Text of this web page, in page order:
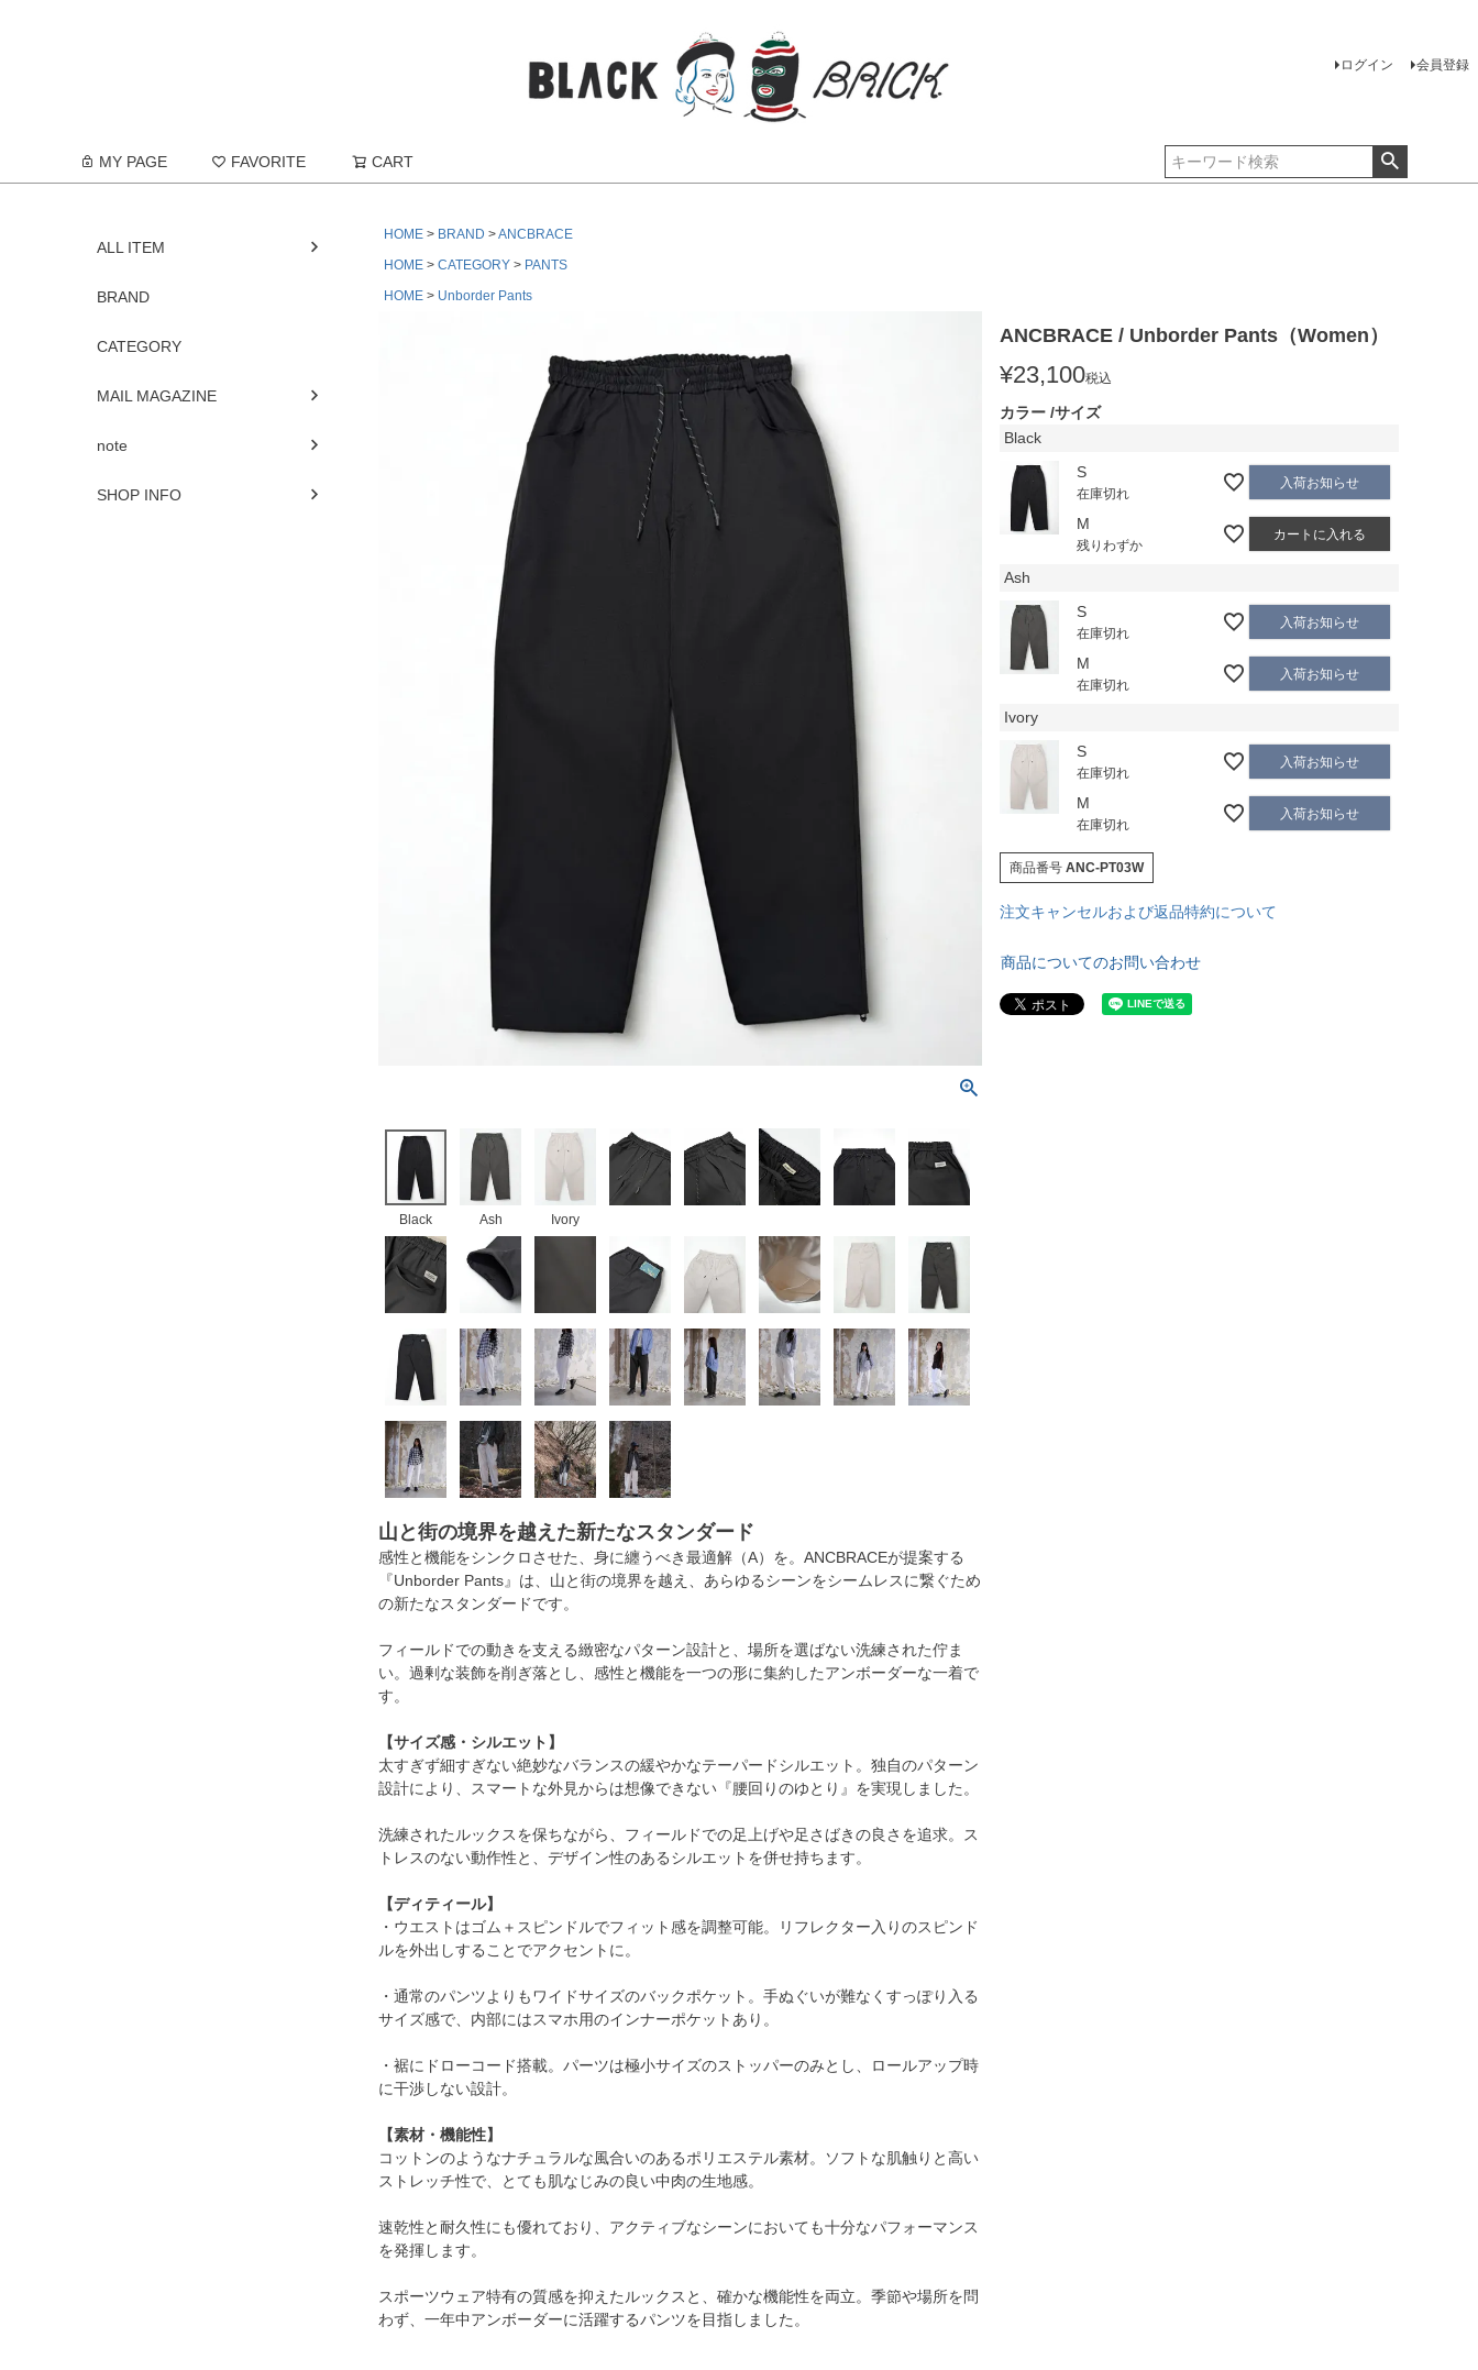
ログイン 会員登録
MY PAGE FAVORITE CART
ALL ITEM
BRAND
CATEGORY
MAIL MAGAZINE
note
SHOP INFO
HOME BRAND
ANCBRACE
HOME
CATEGORY
PANTS
HOME
Unborder Pants
Black Ash Ivory
山と街の境界を越えた新たなスタンダード
感性と機能をシンクロさせた、身に纏うべき最適解（A）を。ANCBRACEが提案する
『Unborder Pants』は、山と街の境界を越え、あらゆるシーンをシームレスに繋ぐため
の新たなスタンダードです。
フィールドでの動きを支える緻密なパターン設計と、場所を選ばない洗練された佇ま
い。過剰な装飾を削ぎ落とし、感性と機能を一つの形に集約したアンボーダーな一着で
す。
【サイズ感・シルエット】
太すぎず細すぎない絶妙なバランスの緩やかなテーパードシルエット。独自のパターン
設計により、スマートな外見からは想像できない『腰回りのゆとり』を実現しました。
洗練されたルックスを保ちながら、フィールドでの足上げや足さばきの良さを追求。ス
トレスのない動作性と、デザイン性のあるシルエットを併せ持ちます。
【ディティール】
・ウエストはゴム＋スピンドルでフィット感を調整可能。リフレクター入りのスピンド
ルを外出しすることでアクセントに。
・通常のパンツよりもワイドサイズのバックポケット。手ぬぐいが難なくすっぽり入る
サイズ感で、内部にはスマホ用のインナーポケットあり。
・裾にドローコード搭載。パーツは極小サイズのストッパーのみとし、ロールアップ時
に干渉しない設計。
【素材・機能性】
コットンのようなナチュラルな風合いのあるポリエステル素材。ソフトな肌触りと高い
ストレッチ性で、とても肌なじみの良い中肉の生地感。
速乾性と耐久性にも優れており、アクティブなシーンにおいても十分なパフォーマンス
を発揮します。
スポーツウェア特有の質感を抑えたルックスと、確かな機能性を両立。季節や場所を問
わず、一年中アンボーダーに活躍するパンツを目指しました。
ANCBRACE / Unborder Pants（Women）
¥23,100税込
カラー サイズ
Black
S
在庫切れ
入荷お知らせ
M
残りわずか
カートに入れる
Ash
S
在庫切れ
入荷お知らせ
M
在庫切れ
入荷お知らせ
Ivory
S
在庫切れ
入荷お知らせ
M
在庫切れ
入荷お知らせ
商品番号 ANC-PT03W
注文キャンセルおよび返品特約について
商品についてのお問い合わせ